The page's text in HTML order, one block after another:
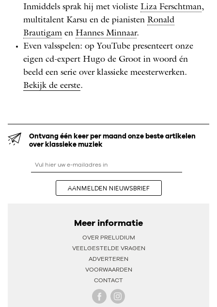
Inmiddels sprak hij met violiste Liza Ferschtman,
multitalent Karsu en de pianisten Ronald
Brautigam en Hannes Minnaar.
Even valsspelen: op YouTube presenteert onze
eigen cd-expert Hugo de Groot in woord én
beeld een serie over klassieke meesterwerken.
Bekijk de eerste.
Ontvang één keer per maand onze beste artikelen
over klassieke muziek
AANMELDEN NIEUWSBRIEF
Meer informatie
OVER PRELUDIUM
VEELGESTELDE VRAGEN
ADVERTEREN
VOORWAARDEN
CONTACT